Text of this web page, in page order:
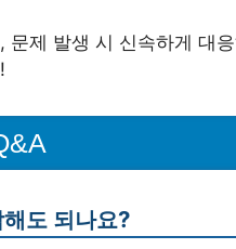
문제 발생 시 신속하게 대
도 되나요?